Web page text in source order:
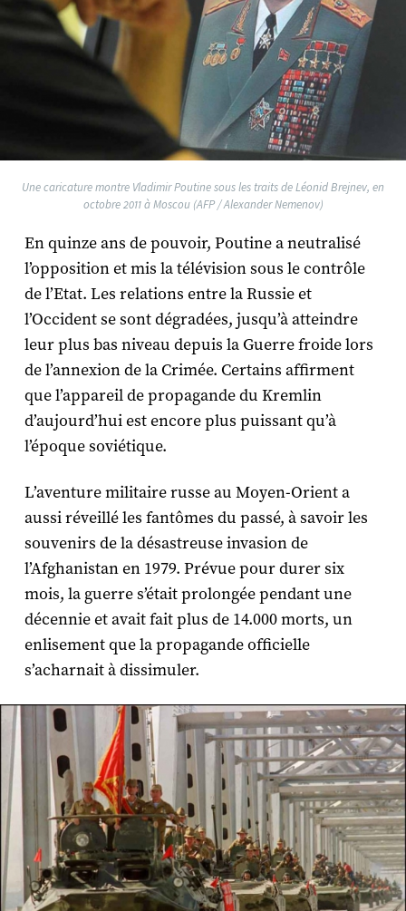
Une caricature montre Vladimir Poutine sous les traits de Léonid Brejnev, en
octobre 2011 à Moscou (AFP / Alexander Nemenov)
En quinze ans de pouvoir, Poutine a neutralisé
l’opposition et mis la télévision sous le contrôle
de l’Etat. Les relations entre la Russie et
l’Occident se sont dégradées, jusqu’à atteindre
leur plus bas niveau depuis la Guerre froide lors
de l’annexion de la Crimée. Certains affirment
que l’appareil de propagande du Kremlin
d’aujourd’hui est encore plus puissant qu’à
l’époque soviétique.
L’aventure militaire russe au Moyen-Orient a
aussi réveillé les fantômes du passé, à savoir les
souvenirs de la désastreuse invasion de
l’Afghanistan en 1979. Prévue pour durer six
mois, la guerre s’était prolongée pendant une
décennie et avait fait plus de 14.000 morts, un
enlisement que la propagande officielle
s’acharnait à dissimuler.